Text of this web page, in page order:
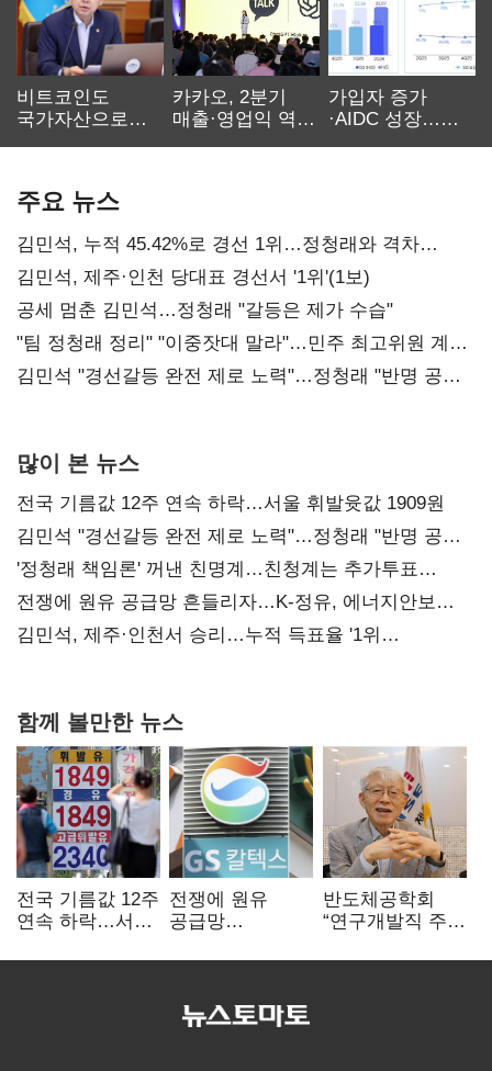
비트코인도
국가자산으로…'
카카오, 2분기
매출·영업익 역대
가입자 증가
·AIDC 성장…
주요 뉴스
김민석, 누적 45.42%로 경선 1위…정청래와 격차
0.86%p(2보)
김민석, 제주·인천 당대표 경선서 '1위'(1보)
공세 멈춘 김민석…정청래 "갈등은 제가 수습"
"팀 정청래 정리" "이중잣대 말라"…민주 최고위원 계파
다툼 격화
김민석 "경선갈등 완전 제로 노력"…정청래 "반명 공세
많이 본 뉴스
전국 기름값 12주 연속 하락…서울 휘발윳값 1909원
김민석 "경선갈등 완전 제로 노력"…정청래 "반명 공세
사과부터"
'정청래 책임론' 꺼낸 친명계…친청계는 추가투표
때리기
전쟁에 원유 공급망 흔들리자…K-정유, 에너지안보
핵심으로 재부상
김민석, 제주·인천서 승리…누적 득표율 '1위
함께 볼만한 뉴스
전국 기름값 12주
연속 하락…서울
전쟁에 원유
공급망
정유, 에너지안보
반도체공학회
“연구개발직 주
개선해야”